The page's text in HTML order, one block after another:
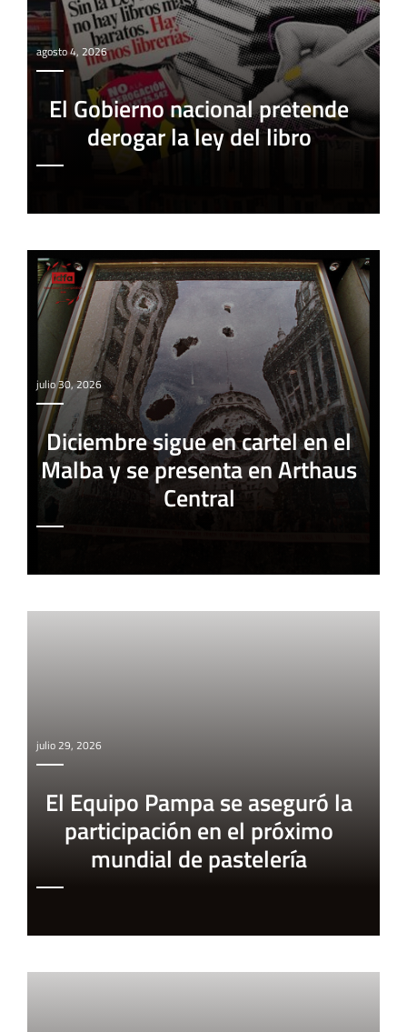
agosto 4, 2026
El Gobierno nacional pretende
derogar la ley del libro
julio 30, 2026
Diciembre sigue en cartel en el
Malba y se presenta en Arthaus
Central
julio 29, 2026
El Equipo Pampa se aseguró la
participación en el próximo
mundial de pastelería